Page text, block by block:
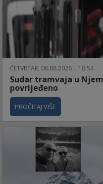
ČETVRTAK, 06.08.2026 | 18:54
Sudar tramvaja u
povrijeđeno
PROČITAJ VIŠE